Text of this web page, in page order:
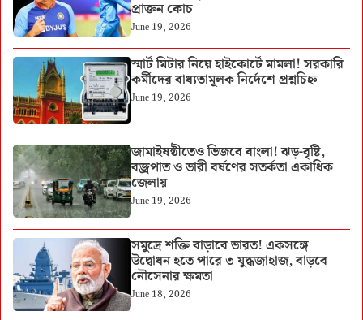
প্রাক্তন কোচ
June 19, 2026
স্মার্ট মিটার নিয়ে হাইকোর্টে মামলা! সরকারি
কর্মীদের বাধ্যতামূলক নির্দেশে প্রশ্নচিহ্ন
June 19, 2026
জামাইষষ্ঠীতেও ভিজবে বাংলা! ঝড়-বৃষ্টি,
বজ্রপাত ও ভারী বর্ষণের সতর্কতা একাধিক
জেলায়
June 19, 2026
সমুদ্রে শক্তি বাড়াবে ভারত! একসঙ্গে
উদ্বোধন হতে পারে ৩ যুদ্ধজাহাজ, বাড়বে
নৌসেনার ক্ষমতা
June 18, 2026